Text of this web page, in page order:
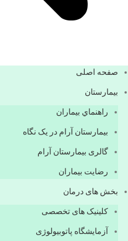
صفحه اصلی
بيمارستان
راهنماي بیماران
بیمارستان آرام در یک نگاه
گالری بیمارستان آرام
رضایت بیماران
بخش های درمان
کلینیک های تخصصی
آزمایشگاه پاتوبیولوژی